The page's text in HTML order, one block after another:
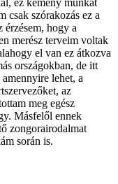
csak szórakozás ez a
érzésem, hogy a
merész terveim voltak
el van ez átkozva
országokban, de itt
lehet, a
az
meg egész
Másfelől ennek
zongorairodalmat
során is.